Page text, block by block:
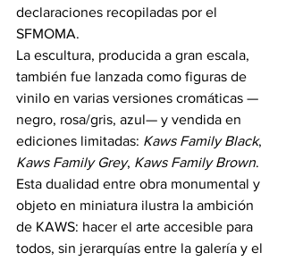
declaraciones recopiladas por el
SFMOMA.
La escultura, producida a gran escala,
también fue lanzada como figuras de
vinilo en varias versiones cromáticas —
negro, rosa/gris, azul— y vendida en
ediciones limitadas: Kaws Family Black,
Kaws Family Grey, Kaws Family Brown.
Esta dualidad entre obra monumental y
objeto en miniatura ilustra la ambición
de KAWS: hacer el arte accesible para
todos, sin jerarquías entre la galería y el